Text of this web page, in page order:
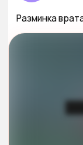
Разминка